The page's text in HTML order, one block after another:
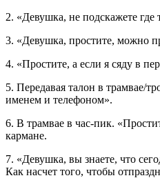
2. «Девушка, не подскажете где
3. «Девушка, простите, можно
4. «Простите, а если я сяду в
5. Передавая талон в трамвае/
именем и телефоном».
6. В трамвае в час-пик.
кармане.
7. «Девушка, вы знаете, что
Как насчет того, чтобы